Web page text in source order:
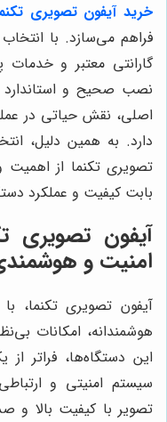
خرید آیفون تصویری
فراهم می‌سازد. با
گارانتی معتبر و
نصب صحیح و استاندارد
اصلی، نقش حیاتی در
دارد. به همین دلیل،
تصویری تکنما از اهمیت
بابت کیفیت و عملکرد
آیفون تصویری
امنیت و
آیفون تصویری تکنما،
هوشمندانه، امکانات
این دستگاه‌ها، فراتر
سیستم امنیتی و
تصویر با کیفیت بالا و